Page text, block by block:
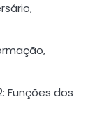
Funções dos